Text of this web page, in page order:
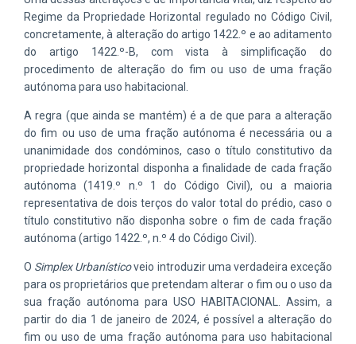
Regime da Propriedade Horizontal regulado no Código Civil,
concretamente, à alteração do artigo 1422.º e ao aditamento
do artigo 1422.º-B, com vista à simplificação do
procedimento de alteração do fim ou uso de uma fração
autónoma para uso habitacional.
A regra (que ainda se mantém) é a de que para a alteração
do fim ou uso de uma fração autónoma é necessária ou a
unanimidade dos condóminos, caso o título constitutivo da
propriedade horizontal disponha a finalidade de cada fração
autónoma (1419.º n.º 1 do Código Civil), ou a maioria
representativa de dois terços do valor total do prédio, caso o
título constitutivo não disponha sobre o fim de cada fração
autónoma (artigo 1422.º, n.º 4 do Código Civil).
O Simplex Urbanísticoveio introduzir uma verdadeira exceção
para os proprietários que pretendam alterar o fim ou o uso da
sua fração autónoma para USO HABITACIONAL. Assim, a
partir do dia 1 de janeiro de 2024, é possível a alteração do
fim ou uso de uma fração autónoma para uso habitacional